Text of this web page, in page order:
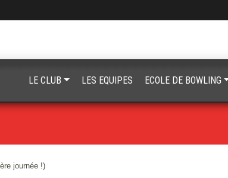
journée !)
LE CLUB LES EQUIPES ECOLE DE BOWLING